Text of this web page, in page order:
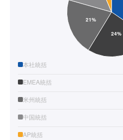
本社統括
EMEA統括
米州統括
中国統括
AP統括